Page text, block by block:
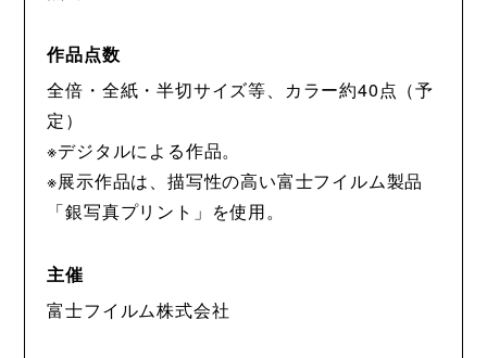
作品点数
全倍・全紙・半切サイズ等、カラー約40点（予
定）
※デジタルによる作品。
※展示作品は、描写性の高い富士フイルム製品
「銀写真プリント」を使用。
主催
富士フイルム株式会社